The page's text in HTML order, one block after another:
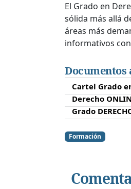
El Grado en
sólida más allá
áreas más
informativos
Documentos
Cartel Grado
Derecho
Grado
Formación